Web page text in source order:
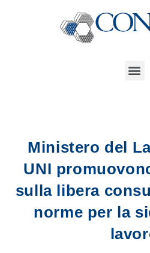
Ministero del
UNI
sulla libera
norme per la